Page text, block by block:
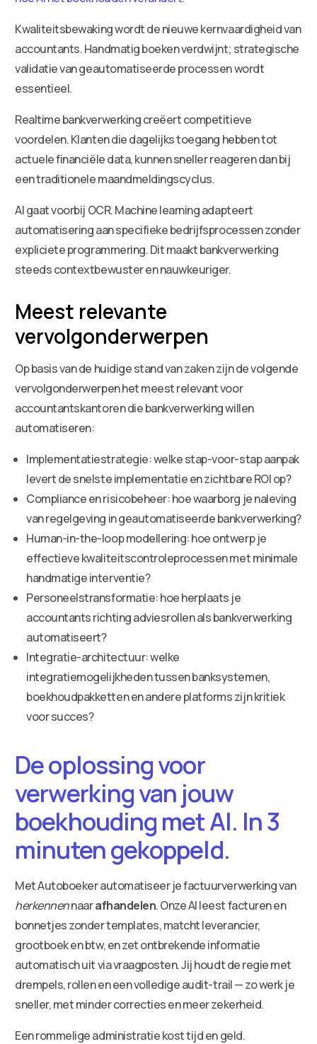
Kwaliteitsbewaking wordt de nieuwe kernvaardigheid van
accountants. Handmatig boeken verdwijnt; strategische
validatie van geautomatiseerde processen wordt
essentieel.
Realtime bankverwerking creëert competitieve
voordelen. Klanten die dagelijks toegang hebben tot
actuele financiële data, kunnen sneller reageren dan bij
een traditionele maandmeldingscyclus.
AI gaat voorbij OCR. Machine learning adapteert
automatisering aan specifieke bedrijfsprocessen zonder
expliciete programmering. Dit maakt bankverwerking
steeds contextbewuster en nauwkeuriger.
Meest relevante
vervolgonderwerpen
Op basis van de huidige stand van zaken zijn de volgende
vervolgonderwerpen het meest relevant voor
accountantskantoren die bankverwerking willen
automatiseren:
Implementatiestrategie: welke stap-voor-stap aanpak
levert de snelste implementatie en zichtbare ROI op?
Compliance en risicobeheer: hoe waarborg je naleving
van regelgeving in geautomatiseerde bankverwerking?
Human-in-the-loop modellering: hoe ontwerp je
effectieve kwaliteitscontroleprocessen met minimale
handmatige interventie?
Personeelstransformatie: hoe herplaats je
accountants richting adviesrollen als bankverwerking
automatiseert?
Integratie-architectuur: welke
integratiemogelijkheden tussen banksystemen,
boekhoudpakketten en andere platforms zijn kritiek
voor succes?
De oplossing voor
verwerking van jouw
boekhouding met AI. In 3
minuten gekoppeld.
Met Autoboeker automatiseer je factuurverwerking van
herkennennaarafhandelen. Onze AI leest facturen en
bonnetjes zonder templates, matcht leverancier,
grootboek en btw, en zet ontbrekende informatie
automatisch uit via vraagposten. Jij houdt de regie met
drempels, rollen en een volledige audit-trail — zo werk je
sneller, met minder correcties en meer zekerheid.
Een rommelige administratie kost tijd en geld.